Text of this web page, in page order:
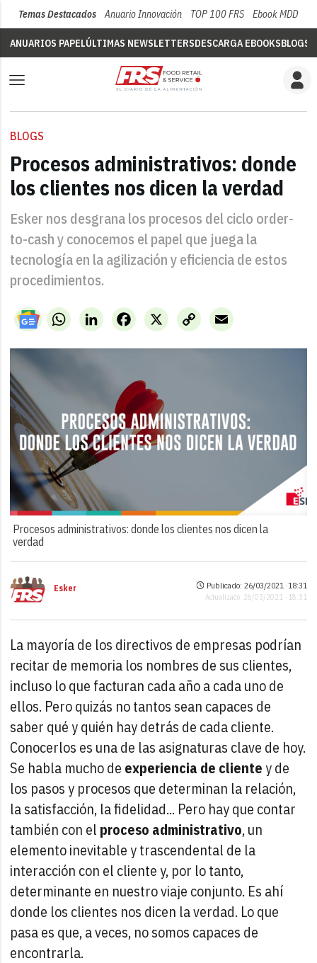
Temas Destacados Anuario Innovación TOP 100 FRS Ebook MDD
ANUARIOS PAPELÚLTIMAS NEWSLETTERSDESCARGA EBOOKSBLOGS
BLOGS
Procesos administrativos: donde
los clientes nos dicen la verdad
Esker nos desgrana los procesos del ciclo order-
to-cash y conocemos el papel que juega la
tecnología en la agilización y eficiencia de estos
procedimientos.
WhatsAppLinkedIn X
Facebook
Copy
Link
Email
Procesos administrativos: donde los clientes nos dicen la
verdad
Esker Publicado: 26/03/2021 ·18:31
Actualizado: 26/03/2021 · 18:31
La mayoría de los directivos de empresas podrían
recitar de memoria los nombres de sus clientes,
incluso lo que facturan cada año a cada uno de
ellos. Pero quizás no tantos sean capaces de
saber qué y quién hay detrás de cada cliente.
Conocerlos es una de las asignaturas clave de hoy.
Se habla mucho de experiencia de clientey de
los pasos y procesos que determinan la relación,
la satisfacción, la fidelidad... Pero hay que contar
también con el proceso administrativo, un
elemento inevitable y trascendental de la
interacción con el cliente y, por lo tanto,
determinante en nuestro viaje conjunto. Es ahí
donde los clientes nos dicen la verdad. Lo que
pasa es que, a veces, no somos capaces de
encontrarla.